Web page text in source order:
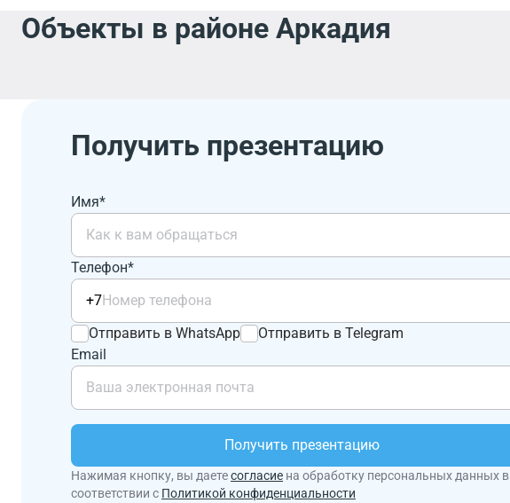
Объекты в районе Аркадия
Получить презентацию
Имя*
Телефон*
+7
Отправить в WhatsApp
Отправить в Telegram
Email
Получить презентацию
Нажимая кнопку, вы даетесогласие на обработку персональных данных в
соответствии с Политикой конфиденциальности